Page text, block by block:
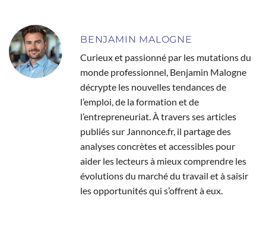
BENJAMIN MALOGNE
Curieux et passionné par les mutations du
monde professionnel, Benjamin Malogne
décrypte les nouvelles tendances de
l’emploi, de la formation et de
l’entrepreneuriat. À travers ses articles
publiés sur Jannonce.fr, il partage des
analyses concrètes et accessibles pour
aider les lecteurs à mieux comprendre les
évolutions du marché du travail et à saisir
les opportunités qui s’offrent à eux.